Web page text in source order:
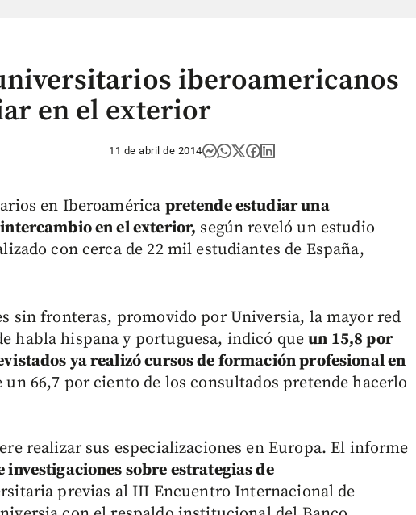
iberoamericanos
en el exterior
11 de abril de 2014
en Iberoamérica pretende estudiar una
en el exterior, según reveló un estudio
con cerca de 22 mil estudiantes de España,
sin fronteras, promovido por Universia, la mayor red
habla hispana y portuguesa, indicó queun 15,8 por
ya realizó cursos de formación profesional en
66,7 por ciento de los consultados pretende hacerlo
realizar sus especializaciones en Europa. El informe
sobre estrategias de
previas al III Encuentro Internacional de